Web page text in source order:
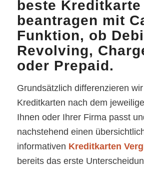
beste Kreditkarte
beantragen mit
Funktion, ob
Revolving,
oder Prepaid.
Grundsätzlich differenzieren
Kreditkarten nach dem
Ihnen oder Ihrer Firma passt
nachstehend einen
informativen Kreditkarten
bereits das erste